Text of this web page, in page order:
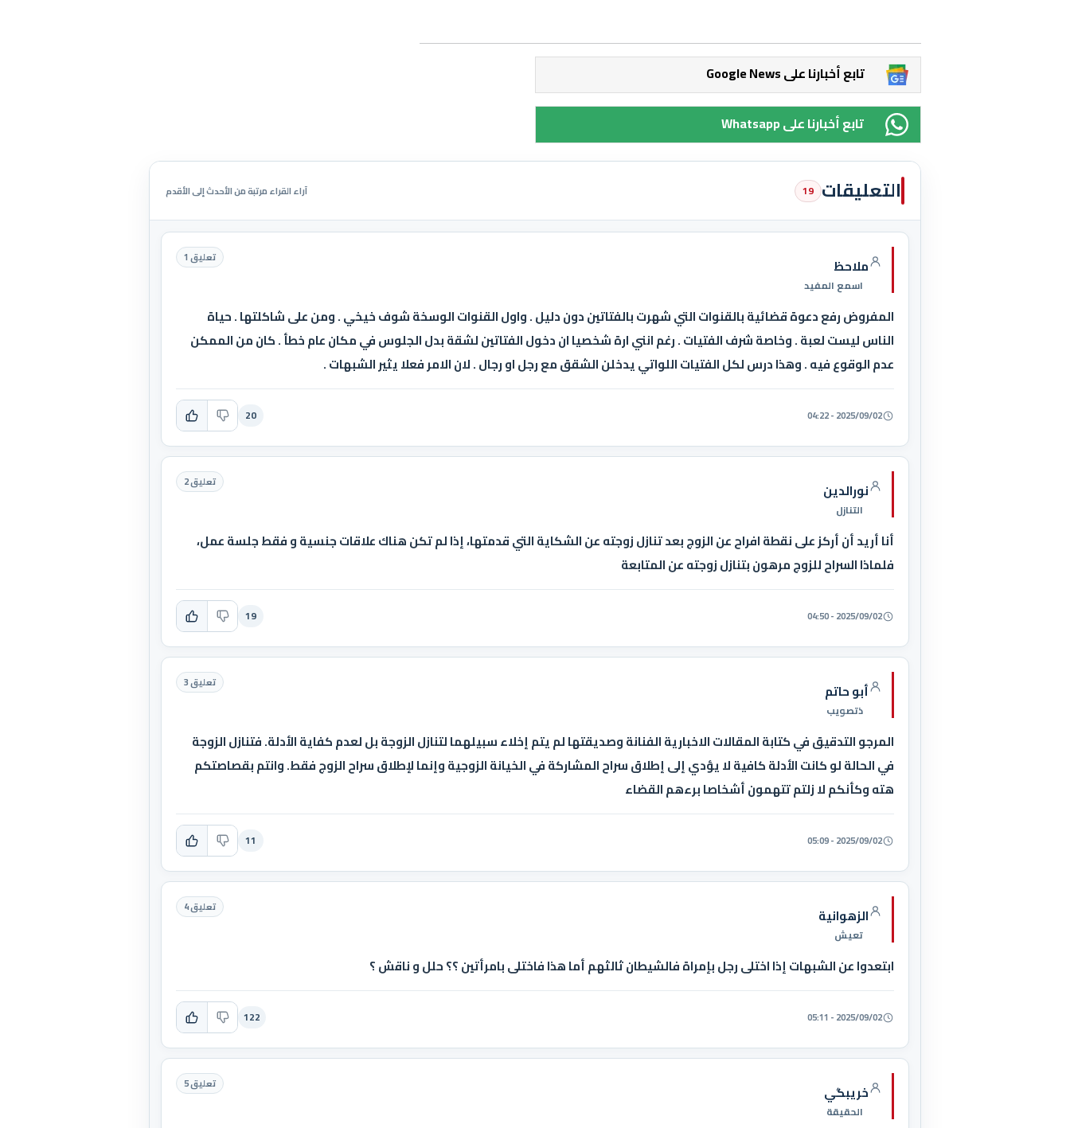
Google News تابع أخبارنا على
Whatsapp تابع أخبارنا على
التعليقات 19 آراء القراء مرتبة من الأحدث إلى الأقدم
ملاحظ
اسمع المفيد
تعليق 1
المفروض رفع دعوة قضائية بالقنوات التي شهرت بالفتاتين دون دليل . واول القنوات الوسخة شوف خيخي . ومن على شاكلتها . حياة
الناس ليست لعبة . وخاصة شرف الفتيات . رغم انني ارة شخصيا ان دخول الفتاتين لشقة بدل الجلوس في مكان عام خطأ . كان من الممكن
عدم الوقوع فيه . وهذا درس لكل الفتيات اللواتي يدخلن الشقق مع رجل او رجال . لان الامر فعلا يثير الشبهات .
2025/09/02 - 04:22
20
نورالدين
التنازل
تعليق 2
أنا أريد أن أركز على نقطة افراح عن الزوج بعد تنازل زوجته عن الشكاية التي قدمتها، إذا لم تكن هناك علاقات جنسية و فقط جلسة عمل،
فلماذا السراح للزوج مرهون بتنازل زوجته عن المتابعة
2025/09/02 - 04:50
19
أبو حاتم
ذتصويب
تعليق 3
المرجو التدقيق في كتابة المقالات الاخبارية الفنانة وصديقتها لم يتم إخلاء سبيلهما لتنازل الزوجة بل لعدم كفاية الأدلة. فتنازل الزوجة
في الحالة لو كانت الأدلة كافية لا يؤدي إلى إطلاق سراح المشاركة في الخيانة الزوجية وإنما لإطلاق سراح الزوج فقط. وانتم بقصاصتكم
هته وكأنكم لا زلتم تتهمون أشخاصا برءهم القضاء
2025/09/02 - 05:09
11
الزهوانية
تعيش
تعليق 4
ابتعدوا عن الشبهات إذا اختلى رجل بإمراة فالشيطان ثالثهم أما هذا فاختلى بامرأتين ؟؟ حلل و ناقش ؟
2025/09/02 - 05:11
122
خريبگي
الحقيقة
تعليق 5